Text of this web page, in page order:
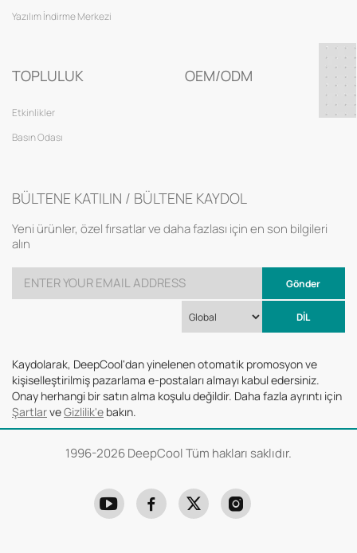
Yazılım İndirme Merkezi
TOPLULUK
Etkinlikler
Basın Odası
OEM/ODM
BÜLTENE KATILIN / BÜLTENE KAYDOL
Yeni ürünler, özel fırsatlar ve daha fazlası için en son bilgileri
alın
Gönder
DİL
Kaydolarak, DeepCool'dan yinelenen otomatik promosyon ve
kişiselleştirilmiş pazarlama e-postaları almayı kabul edersiniz.
Onay herhangi bir satın alma koşulu değildir. Daha fazla ayrıntı için
ŞartlarveGizlilik'e bakın.
1996-2026 DeepCool Tüm hakları saklıdır.